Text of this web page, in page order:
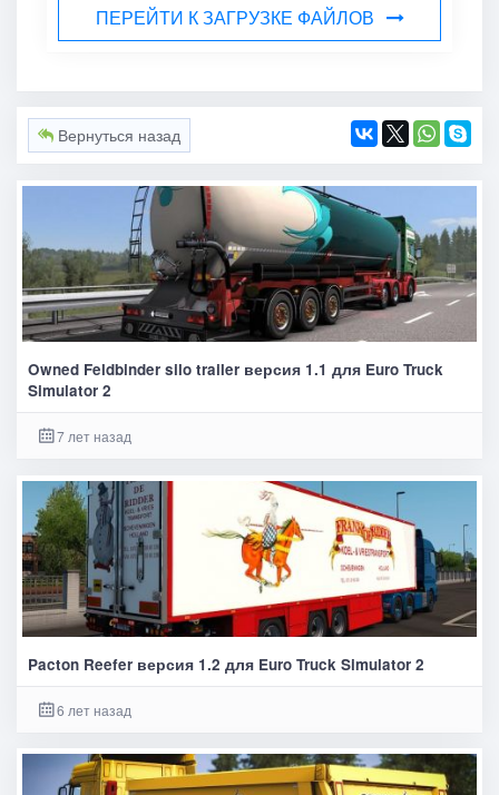
ПЕРЕЙТИ К ЗАГРУЗКЕ ФАЙЛОВ
Вернуться назад
Owned Feldbinder silo trailer версия 1.1 для Euro Truck
Simulator 2
7 лет назад
Pacton Reefer версия 1.2 для Euro Truck Simulator 2
6 лет назад